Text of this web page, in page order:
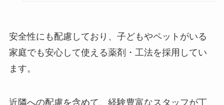
安全性にも配慮しており、子どもやペットがいる
家庭でも安心して使える薬剤・工法を採用してい
ます。
近隣への配慮を含めて、経験豊富なスタッフが丁